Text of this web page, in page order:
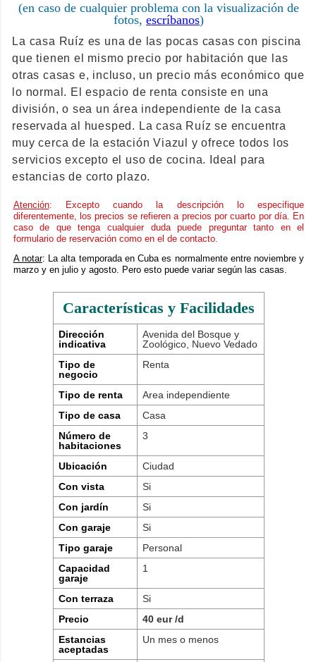
(en caso de cualquier problema con la visualización de
fotos, escríbanos)
La casa Ruíz es una de las pocas casas con piscina
que tienen el mismo precio por habitación que las
otras casas e, incluso, un precio más económico que
lo normal. El espacio de renta consiste en una
división, o sea un área independiente de la casa
reservada al huesped. La casa Ruíz se encuentra
muy cerca de la estación Viazul y ofrece todos los
servicios excepto el uso de cocina. Ideal para
estancias de corto plazo.
Atención: Excepto cuando la descripción lo especifique
diferentemente, los precios se refieren a precios por cuarto por día. En
caso de que tenga cualquier duda puede preguntar tanto en el
formulario de reservación como en el de contacto.
A notar: La alta temporada en Cuba es normalmente entre noviembre y
marzo y en julio y agosto. Pero esto puede variar según las casas.
Características y Facilidades
Dirección
indicativa
Avenida del Bosque y
Zoológico, Nuevo Vedado
Tipo de
negocio
Renta
Tipo de renta
Area independiente
Tipo de casa
Casa
Número de
habitaciones
3
Ubicación
Ciudad
Con vista
Si
Con jardín
Si
Con garaje
Si
Tipo garaje
Personal
Capacidad
garaje
1
Con terraza
Si
Precio
40 eur /d
Estancias
aceptadas
Un mes o menos